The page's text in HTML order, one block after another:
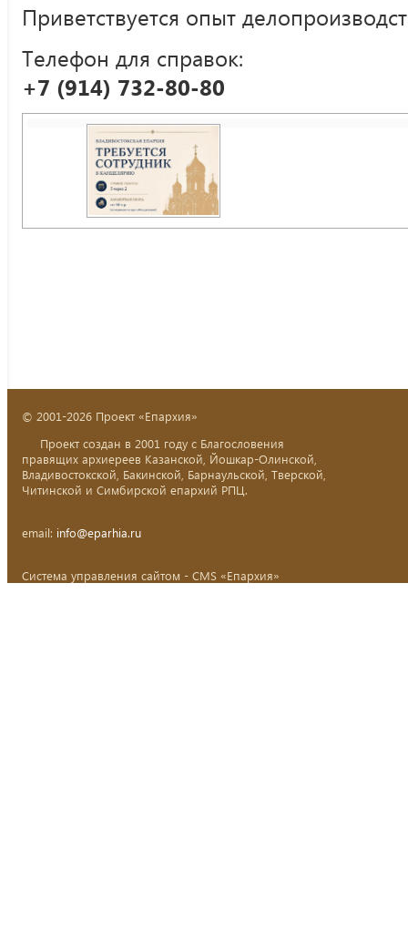
Приветствуется опыт
Телефон для справок:
+7 (914) 732-80-80
© 2001-2026 Проект «Епархия»
Проект создан в 2001 году с Благословения
правящих архиереев Казанской, Йошкар-Олинской,
Владивостокской, Бакинской, Барнаульской, Тверской,
Читинской и Симбирской епархий РПЦ.
email: info@eparhia.ru
Система управления сайтом - CMS «Епархия»